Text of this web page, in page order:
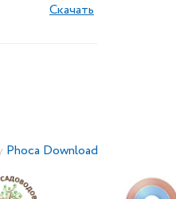
Скачать
Phoca Download